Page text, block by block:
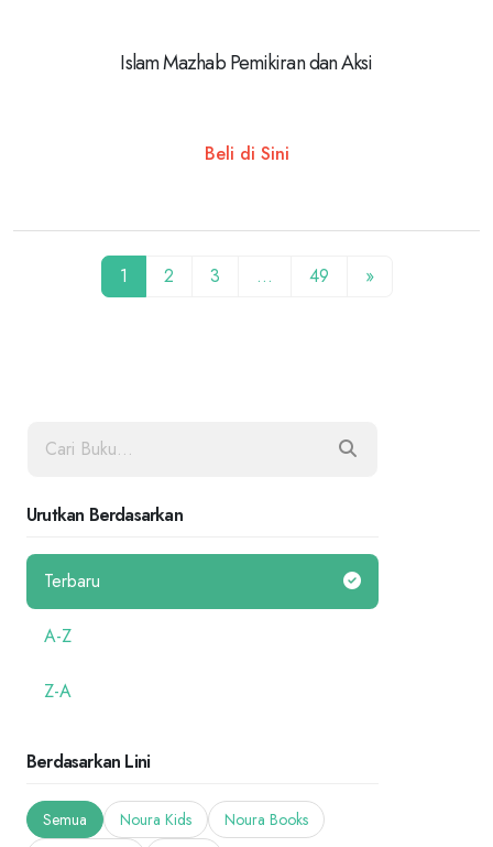
Islam Mazhab Pemikiran dan Aksi
Beli di Sini
1 2 3 … 49 »
Urutkan Berdasarkan
Terbaru
A-Z
Z-A
Berdasarkan Lini
Semua Noura Kids
Noura Books